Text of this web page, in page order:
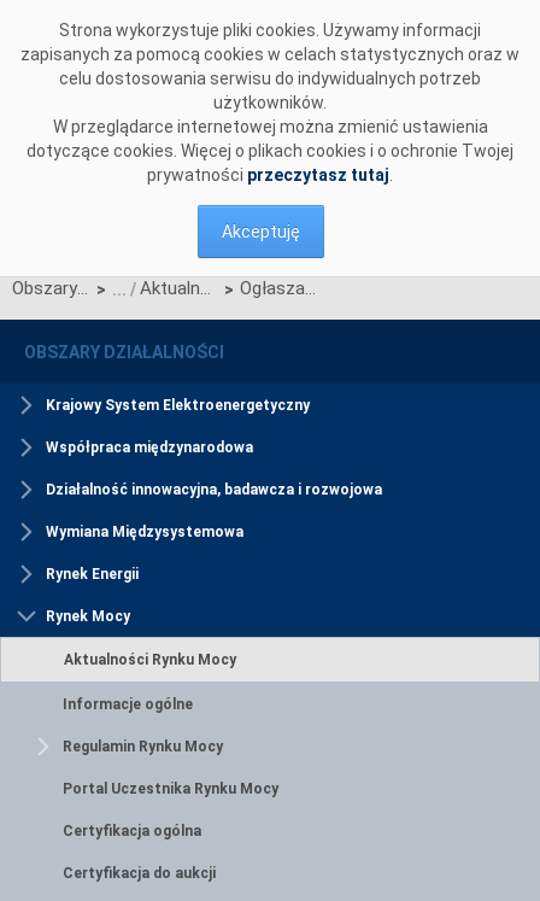
Strona wykorzystuje pliki cookies. Używamy informacji
zapisanych za pomocą cookies w celach statystycznych oraz w
celu dostosowania serwisu do indywidualnych potrzeb
użytkowników.
W przeglądarce internetowej można zmienić ustawienia
dotyczące cookies. Więcej o plikach cookies i o ochronie Twojej
prywatności przeczytasz tutaj
Akceptuję
Obszary działalności > Aktualności Rynku Mocy > Ogłaszamy termin aukcji wstępnej do aukcji uzupełniającej na rok dostaw 2027
OBSZARY DZIAŁALNOŚCI
Krajowy System Elektroenergetyczny
Współpraca międzynarodowa
Działalność innowacyjna, badawcza i rozwojowa
Wymiana Międzysystemowa
Rynek Energii
Rynek Mocy
Aktualności Rynku Mocy
Informacje ogólne
Regulamin Rynku Mocy
Portal Uczestnika Rynku Mocy
Certyfikacja ogólna
Certyfikacja do aukcji